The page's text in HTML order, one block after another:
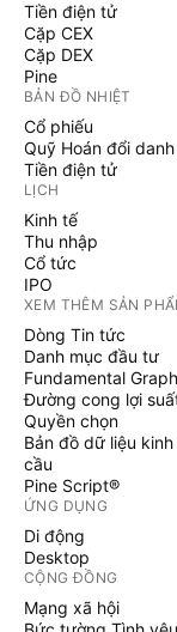
Tiền điện tử
Cặp CEX
Cặp DEX
Pine
BẢN ĐỒ NHIỆT
Cổ phiếu
Quỹ Hoán đổi
Tiền điện tử
LỊCH
Kinh tế
Thu nhập
Cổ tức
IPO
XEM THÊM SẢN
Dòng Tin tức
Danh mục đầu tư
Fundamental
Đường cong lợi
Quyền chọn
Bản đồ dữ liệu
cầu
Pine Script®
ỨNG DỤNG
Di động
Desktop
CỘNG ĐỒNG
Mạng xã hội